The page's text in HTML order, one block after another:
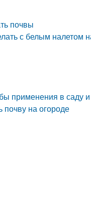
почвы
с белым налетом
применения в саду
почву на огороде